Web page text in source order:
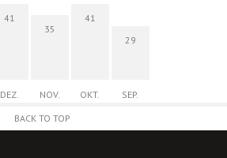
41
DEZ.
35
NOV.
41
OKT.
29
SEP.
BACK TO TOP